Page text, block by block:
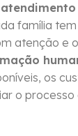
família
atenção e
os
o